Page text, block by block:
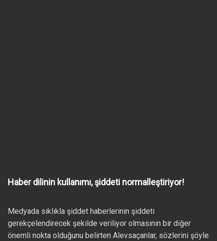
Haber dilinin kullanımı, şiddeti normalleştiriyor!
Medyada sıklıkla şiddet haberlerinin şiddeti
gerekçelendirecek şekilde veriliyor olmasının bir diğer
önemli nokta olduğunu belirten Alevsaçanlar, sözlerini şöyle